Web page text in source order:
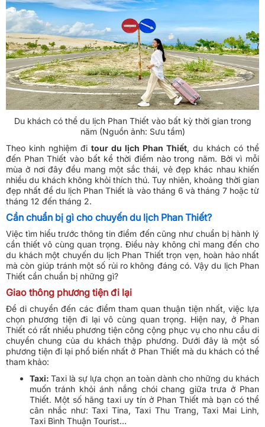
Du khách có thể du lịch Phan Thiết vào bất kỳ thời gian trong
năm (Nguồn ảnh: Sưu tầm)
Theo kinh nghiệm đi tour du lịch Phan Thiết, du khách có thể
đến Phan Thiết vào bất kể thời điểm nào trong năm. Bởi vì mỗi
mùa ở nơi đây đều mang một sắc thái, vẻ đẹp khác nhau khiến
nhiều du khách không khỏi thích thú. Tuy nhiên, khoảng thời gian
đẹp nhất để du lịch Phan Thiết là vào tháng 6 và tháng 7 hoặc từ
tháng 12 đến tháng 2.
Cần chuẩn bị gì cho chuyến du lịch Phan Thiết?
Việc tìm hiểu trước thông tin điểm đến cũng như chuẩn bị hành lý
cần thiết vô cùng quan trọng. Điều này không chỉ mang đến cho
du khách một chuyến du lịch Phan Thiết trọn vẹn, hoàn hảo nhất
mà còn giúp tránh một số rủi ro không đáng có. Vậy du lịch Phan
Thiết cần chuẩn bị những gì?
Giao thông phương tiện đi lại
Để di chuyển đến các điểm tham quan thuận tiện nhất, việc lựa
chọn phương tiện đi lại vô cùng quan trọng. Hiện nay, ở Phan
Thiết có rất nhiều phương tiện công cộng phục vụ cho nhu cầu di
chuyển chung của du khách thập phương. Dưới đây là một số
phương tiện đi lại phổ biến nhất ở Phan Thiết mà du khách có thể
tham khảo:
Taxi:Taxi là sự lựa chọn an toàn dành cho những du khách
muốn tránh khỏi ánh nắng chói chang giữa trưa ở Phan
Thiết. Một số hãng taxi uy tín ở Phan Thiết mà bạn có thể
cân nhắc như: Taxi Tina, Taxi Thu Trang, Taxi Mai Linh,
Taxi Bình Thuận Tourist…